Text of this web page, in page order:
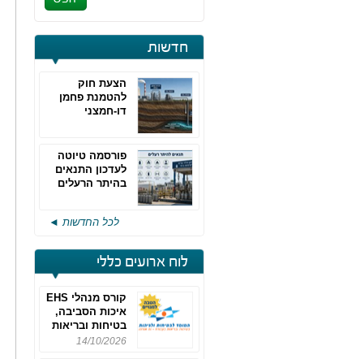
חדשות
הצעת חוק
להטמנת פחמן
דו-חמצני
פורסמה טיוטה
לעדכון התנאים
בהיתר הרעלים
לכל החדשות ◄
לוח ארועים כללי
קורס מנהלי EHS
איכות הסביבה,
בטיחות ובריאות
תעסוקתית
14/10/2026